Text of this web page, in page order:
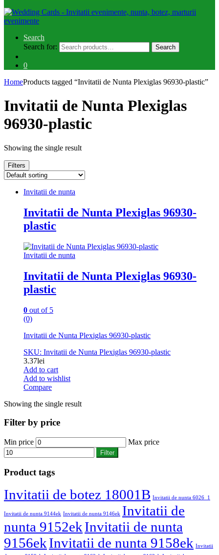
Search
Search for:
Search
0
HomeProducts tagged “Invitatii de Nunta Plexiglas 96930-plastic”
Invitatii de Nunta Plexiglas
96930-plastic
Showing the single result
Filters
Invitatii de nunta
Invitatii de Nunta Plexiglas 96930-
plastic
Invitatii de nunta
Invitatii de Nunta Plexiglas 96930-
plastic
0 out of 5
(0)
Invitatii de Nunta Plexiglas 96930-plastic
SKU: Invitatii de Nunta Plexiglas 96930-plastic
3.37lei
Add to cart
Add to wishlist
Compare
Showing the single result
Filter by price
Min price Max price
Filter
Product tags
Invitatii de botez 18001B Invitatii de nunta 6026_1
Invitatii de nunta 9144ek Invitatii de nunta 9146ek Invitatii de
nunta 9152ekInvitatii de nunta
9156ekInvitatii de nunta 9158ek Invitatii